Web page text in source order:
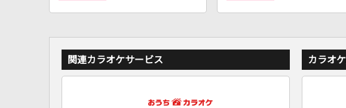
関連カラオケサービス カラオ